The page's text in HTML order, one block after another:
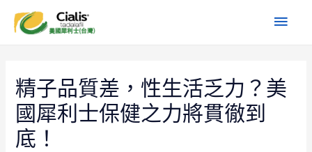
精子品質差，性生活乏力？美
國犀利士保健之力將貫徹到
底！